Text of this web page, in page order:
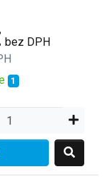
bez DPH
1